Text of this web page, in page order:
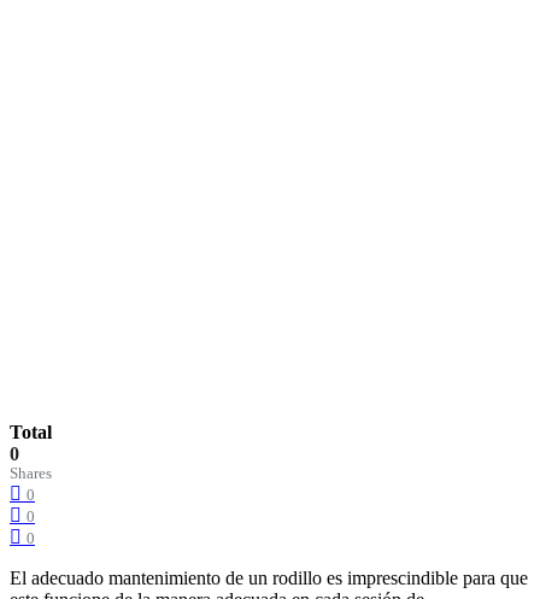
Total
0
Shares
0
0
0
El adecuado mantenimiento de un rodillo es imprescindible para que